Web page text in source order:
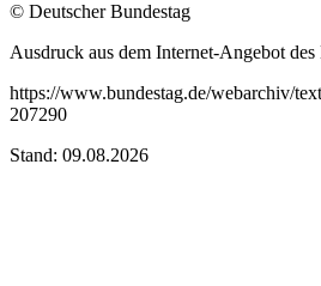
© Deutscher Bundestag
Ausdruck aus dem Internet-Angebot des
https://www.bundestag.de/webarchiv/
207290
Stand: 09.08.2026